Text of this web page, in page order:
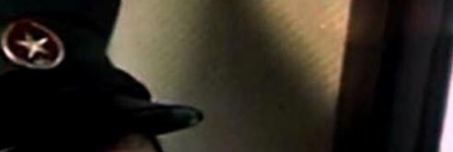
ĐĂNG NHẬP